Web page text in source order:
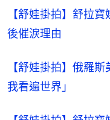
【舒娃掛拍】舒拉
後催淚理由
【舒娃掛拍】俄羅
我看遍世界」